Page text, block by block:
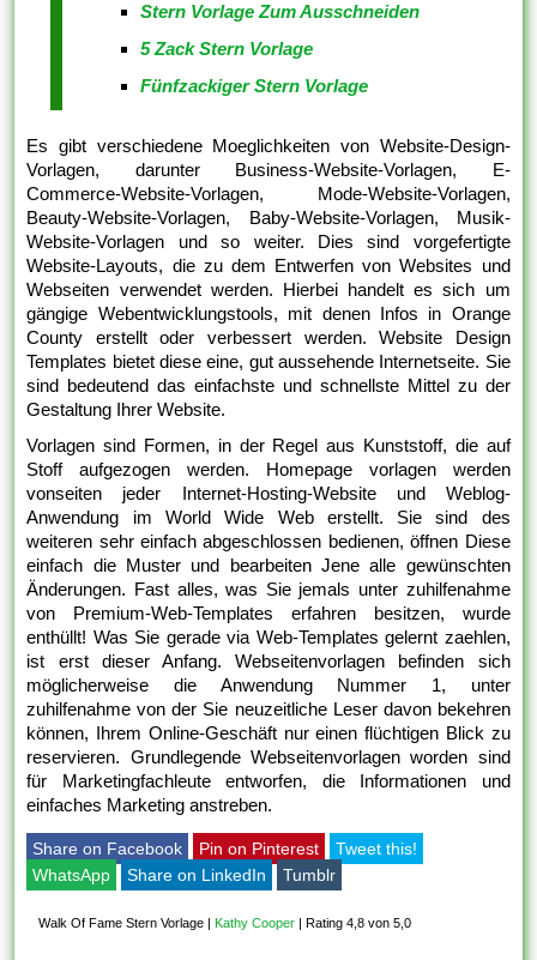
Stern Vorlage Zum Ausschneiden
5 Zack Stern Vorlage
Fünfzackiger Stern Vorlage
Es gibt verschiedene Moeglichkeiten von Website-Design-
Vorlagen, darunter Business-Website-Vorlagen, E-
Commerce-Website-Vorlagen, Mode-Website-Vorlagen,
Beauty-Website-Vorlagen, Baby-Website-Vorlagen, Musik-
Website-Vorlagen und so weiter. Dies sind vorgefertigte
Website-Layouts, die zu dem Entwerfen von Websites und
Webseiten verwendet werden. Hierbei handelt es sich um
gängige Webentwicklungstools, mit denen Infos in Orange
County erstellt oder verbessert werden. Website Design
Templates bietet diese eine, gut aussehende Internetseite. Sie
sind bedeutend das einfachste und schnellste Mittel zu der
Gestaltung Ihrer Website.
Vorlagen sind Formen, in der Regel aus Kunststoff, die auf
Stoff aufgezogen werden. Homepage vorlagen werden
vonseiten jeder Internet-Hosting-Website und Weblog-
Anwendung im World Wide Web erstellt. Sie sind des
weiteren sehr einfach abgeschlossen bedienen, öffnen Diese
einfach die Muster und bearbeiten Jene alle gewünschten
Änderungen. Fast alles, was Sie jemals unter zuhilfenahme
von Premium-Web-Templates erfahren besitzen, wurde
enthüllt! Was Sie gerade via Web-Templates gelernt zaehlen,
ist erst dieser Anfang. Webseitenvorlagen befinden sich
möglicherweise die Anwendung Nummer 1, unter
zuhilfenahme von der Sie neuzeitliche Leser davon bekehren
können, Ihrem Online-Geschäft nur einen flüchtigen Blick zu
reservieren. Grundlegende Webseitenvorlagen worden sind
für Marketingfachleute entworfen, die Informationen und
einfaches Marketing anstreben.
Share on Facebook Pin on Pinterest
Tweet this!
WhatsApp
Share on LinkedIn Tumblr
Walk Of Fame Stern Vorlage Kathy Cooper Rating 4,8 von 5,0